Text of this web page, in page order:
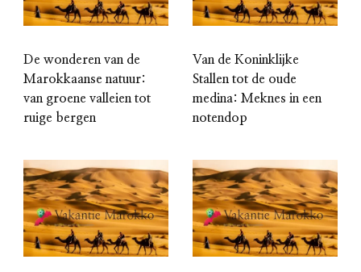
De wonderen van de
Marokkaanse natuur:
van groene valleien tot
ruige bergen
Van de Koninklijke
Stallen tot de oude
medina: Meknes in een
notendop